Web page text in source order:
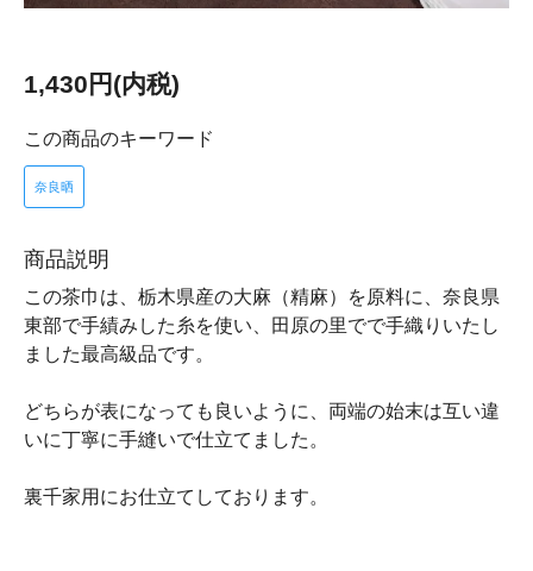
1,430円(内税)
この商品のキーワード
奈良晒
商品説明
この茶巾は、栃木県産の大麻（精麻）を原料に、奈良県
東部で手績みした糸を使い、田原の里でで手織りいたし
ました最高級品です。
どちらが表になっても良いように、両端の始末は互い違
いに丁寧に手縫いで仕立てました。
裏千家用にお仕立てしております。